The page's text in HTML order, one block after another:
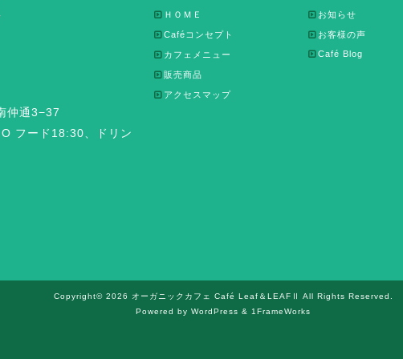
仲通3−37
フード18:30、ドリン
ＨＯＭＥ
Caféコンセプト
カフェメニュー
販売商品
アクセスマップ
お知らせ
お客様の声
Café Blog
Copyright© 2026 オーガニックカフェ Café Leaf＆LEAFⅡ All Rights Reserved.
Powered by WordPress & 1FrameWorks